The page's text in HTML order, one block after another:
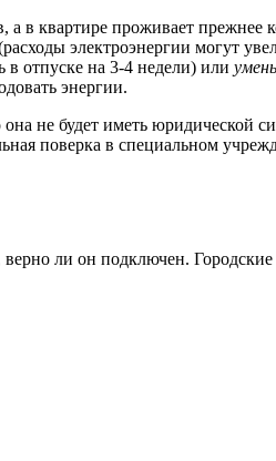
в квартире проживает прежнее
электроэнергии могут
в отпуске на 3-4 недели) или
энергии.
не будет иметь юридической
поверка в специальном
ли он подключен.